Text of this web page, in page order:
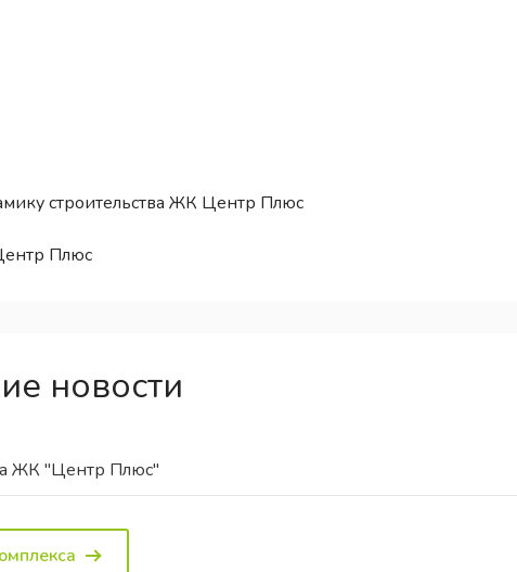
строительства ЖК Центр Плюс
Плюс
новости
ЖК "Центр Плюс"